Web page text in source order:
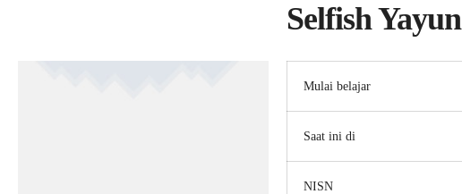
Selfish Yayun
Mulai belajar
Saat ini di
NISN